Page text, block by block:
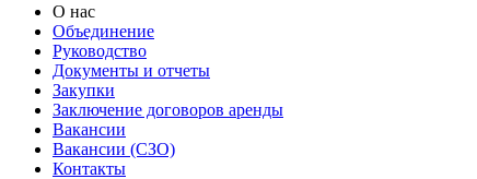
О нас
Объединение
Руководство
Документы и отчеты
Закупки
Заключение договоров аренды
Вакансии
Вакансии (СЗО)
Контакты